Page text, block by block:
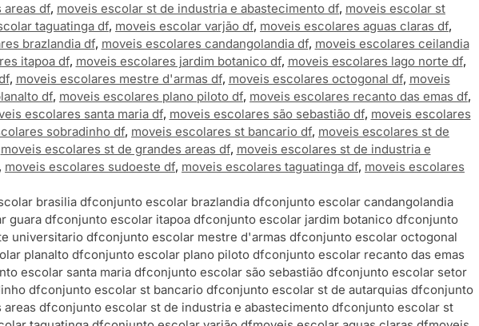
areas df, moveis escolar st de industria e abastecimento df, moveis escolar st
taguatinga df, moveis escolar varjão df, moveis escolares aguas claras df,
brazlandia df, moveis escolares candangolandia df, moveis escolares ceilandia
itapoa df, moveis escolares jardim botanico df, moveis escolares lago norte df,
, moveis escolares mestre d'armas df, moveis escolares octogonal df, moveis
df, moveis escolares plano piloto df, moveis escolares recanto das emas df,
escolares santa maria df, moveis escolares são sebastião df, moveis escolares
sobradinho df, moveis escolares st bancario df, moveis escolares st de
moveis escolares st de grandes areas df, moveis escolares st de industria e
, moveis escolares sudoeste df, moveis escolares taguatinga df, moveis escolares
brasilia dfconjunto escolar brazlandia dfconjunto escolar candangolandia
guara dfconjunto escolar itapoa dfconjunto escolar jardim botanico dfconjunto
universitario dfconjunto escolar mestre d'armas dfconjunto escolar octogonal
planalto dfconjunto escolar plano piloto dfconjunto escolar recanto das emas
escolar santa maria dfconjunto escolar são sebastião dfconjunto escolar setor
dfconjunto escolar st bancario dfconjunto escolar st de autarquias dfconjunto
areas dfconjunto escolar st de industria e abastecimento dfconjunto escolar st